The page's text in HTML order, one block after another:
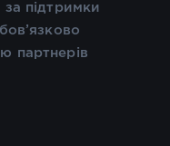
за підтримки
партнерів